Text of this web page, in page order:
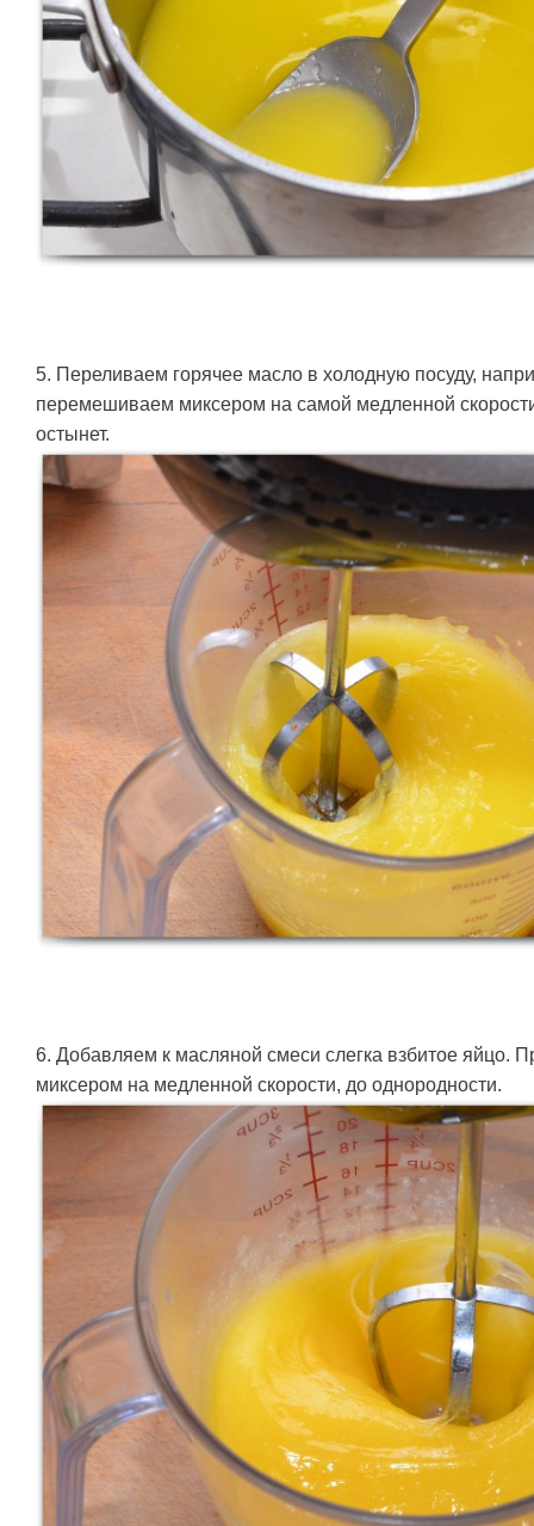
5. Переливаем горячее масло в холодную посуду,
перемешиваем миксером на самой медленной
остынет.
6. Добавляем к масляной смеси слегка взбитое яйцо.
миксером на медленной скорости, до однородности.